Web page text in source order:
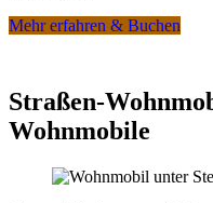
Aufpreis mit
Bitte fragen Sie uns zu
individuellen Reisewunsch.
Mehr erfahren & Buchen
Straßen-
Wohnmobile